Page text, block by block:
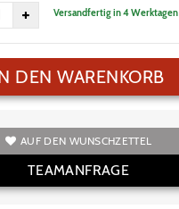
Versandfertig in 4 Werktagen
DEN WARENKORB
AUF DEN WUNSCHZETTEL
TEAMANFRAGE